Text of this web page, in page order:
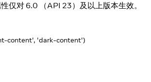
仅对 6.0 （API 23）及以上版本生效。
content', 'dark-content')